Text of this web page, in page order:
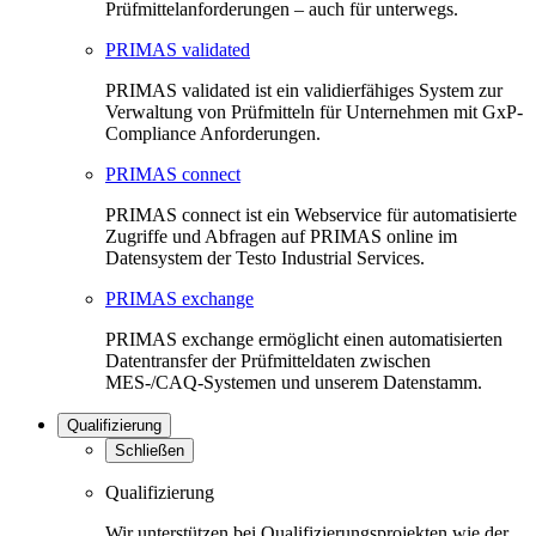
Prüfmittelanforderungen – auch für unterwegs.
PRIMAS validated
PRIMAS validated ist ein validierfähiges System zur
Verwaltung von Prüfmitteln für Unternehmen mit GxP-
Compliance Anforderungen.
PRIMAS connect
PRIMAS connect ist ein Webservice für automatisierte
Zugriffe und Abfragen auf PRIMAS online im
Datensystem der Testo Industrial Services.
PRIMAS exchange
PRIMAS exchange ermöglicht einen automatisierten
Datentransfer der Prüfmitteldaten zwischen
MES-/CAQ-Systemen und unserem Datenstamm.
Qualifizierung
Schließen
Qualifizierung